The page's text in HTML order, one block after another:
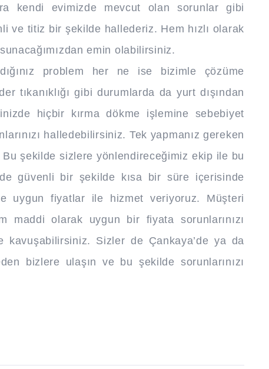
kendi evimizde mevcut olan sorunlar gibi
ve titiz bir şekilde hallederiz. Hem hızlı olarak
emin olabilirsiniz.
problem her ne ise bizimle çözüme
tıkanıklığı gibi durumlarda da yurt dışından
hiçbir kırma dökme işlemine sebebiyet
halledebilirsiniz. Tek yapmanız gereken
şekilde sizlere yönlendireceğimiz ekip ile bu
güvenli bir şekilde kısa bir süre içerisinde
uygun fiyatlar ile hizmet veriyoruz. Müşteri
maddi olarak uygun bir fiyata sorunlarınızı
kavuşabilirsiniz. Sizler de Çankaya’de ya da
bizlere ulaşın ve bu şekilde sorunlarınızı